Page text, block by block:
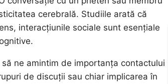
cerebrală. Studiile arată că
interacțiunile sociale sunt esențiale
ne amintim de importanța contactului
de discuții sau chiar implicarea în